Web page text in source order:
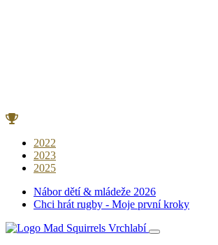
2022
2023
2025
Nábor dětí & mládeže 2026
Chci hrát rugby - Moje první kroky